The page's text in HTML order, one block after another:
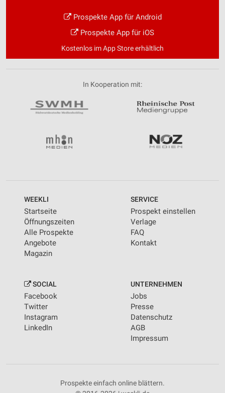
Prospekte App für Android
Prospekte App für iOS
Kostenlos im App Store erhältlich
In Kooperation mit:
WEEKLI
Startseite
Öffnungszeiten
Alle Prospekte
Angebote
Magazin
SERVICE
Prospekt einstellen
Verlage
FAQ
Kontakt
SOCIAL
Facebook
Twitter
Instagram
LinkedIn
UNTERNEHMEN
Jobs
Presse
Datenschutz
AGB
Impressum
Prospekte einfach online blättern.